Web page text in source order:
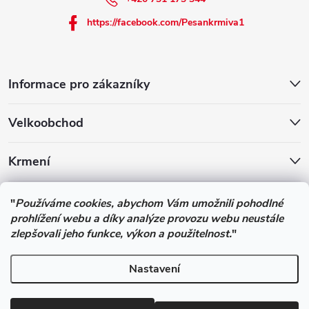
"Používáme cookies, abychom Vám umožnili pohodlné
prohlížení webu a díky analýze provozu webu neustále
zlepšovali jeho funkce, výkon a použitelnost."
Nastavení
Informace pro zákazníky
Velkoobchod
Krmení
https://facebook.com/Pesankrmiva1
Podle zákona o evidenci tržeb je prodávající povinen vystavit
kupujícímu účtenku. Zároveň je povinen zaevidovat přijatou tržbu u
správce daně online; v případě technického výpadku pak nejpozději
do 48 hodin.
Copyright 2026Pesan-Krmiva - obchod s chovatelskými potřebami.
Všechna práva vyhrazena.Upravit nastavení cookies